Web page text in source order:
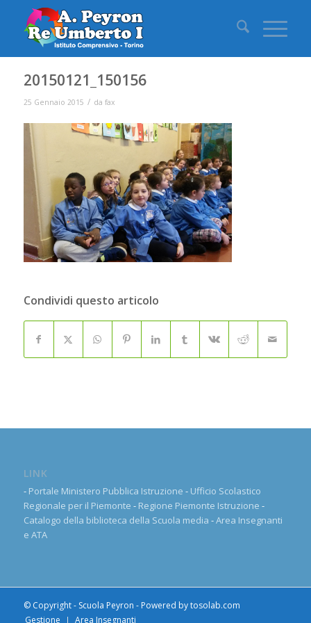
20150121_150156
25 Gennaio 2015 / da fax
Condividi questo articolo
LINK
- Portale Ministero Pubblica Istruzione - Ufficio Scolastico
Regionale per il Piemonte - Regione Piemonte Istruzione -
Catalogo della biblioteca della Scuola media -Area Insegnanti
e ATA
© Copyright - Scuola Peyron - Powered bytosolab.com
Gestione
Area Insegnanti